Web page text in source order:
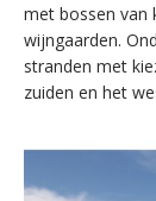
met bossen van
wijngaarden.
stranden met
zuiden en het